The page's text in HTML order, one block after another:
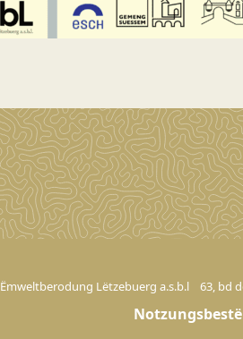
Ëmweltberodung Lëtzebuerg a.s.b.l 63, bd